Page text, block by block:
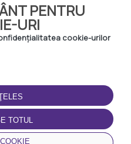
PENTRU
URI
cookie-urilor
TOTUL
DESCĂRCAȚI
APLICAȚIA